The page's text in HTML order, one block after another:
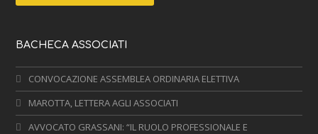
BACHECA ASSOCIATI
CONVOCAZIONE ASSEMBLEA ORDINARIA ELETTIVA
MAROTTA, LETTERA AGLI ASSOCIATI
AVVOCATO GRASSANI: “IL RUOLO PROFESSIONALE E